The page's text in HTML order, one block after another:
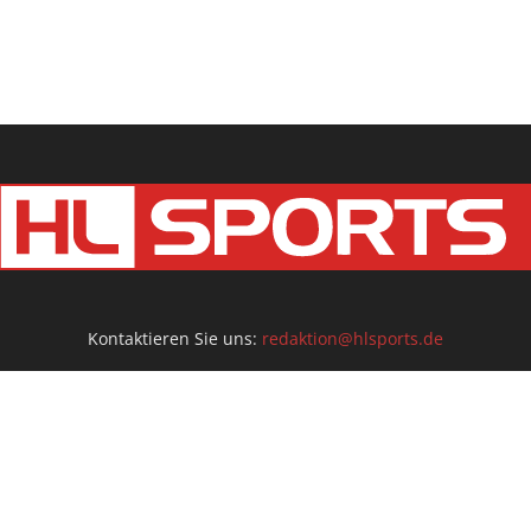
Kontaktieren Sie uns: redaktion@hlsports.de